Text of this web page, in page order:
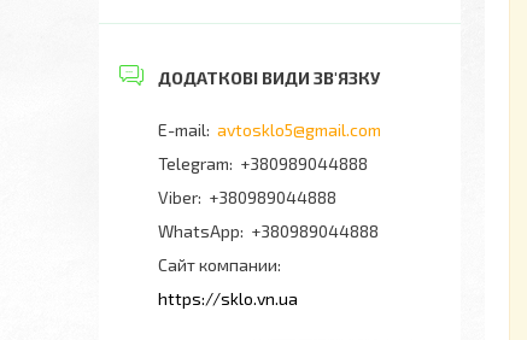
avtosklo5@gmail.com
+380989044888
+380989044888
+380989044888
Сайт компании
https://sklo.vn.ua